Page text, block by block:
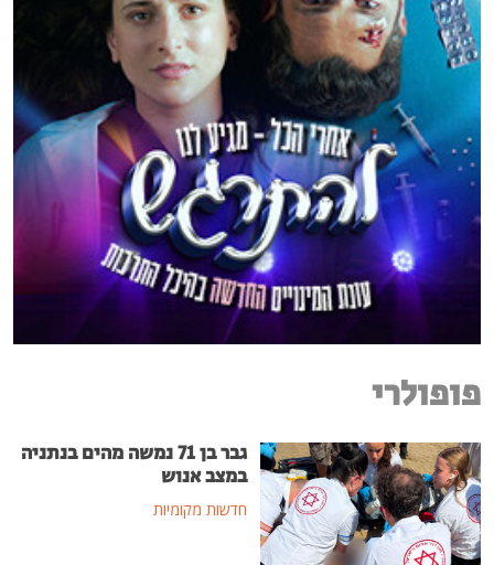
פופולרי
גבר בן 71 נמשה מהים בנתניה
במצב אנוש
חדשות מקומיות